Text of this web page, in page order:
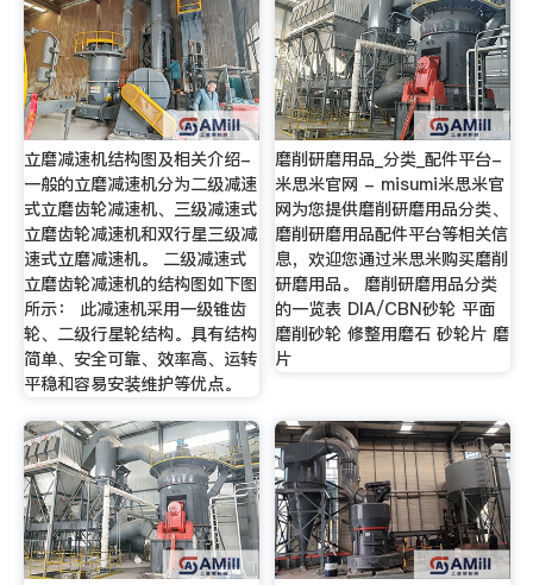
立磨减速机结构图及相关介绍-
一般的立磨减速机分为二级减速
式立磨齿轮减速机、三级减速式
立磨齿轮减速机和双行星三级减
速式立磨减速机。 二级减速式
立磨齿轮减速机的结构图如下图
所示： 此减速机采用一级锥齿
轮、二级行星轮结构。具有结构
简单、安全可靠、效率高、运转
平稳和容易安装维护等优点。
磨削研磨用品_分类_配件平台-
米思米官网 - misumi米思米官
网为您提供磨削研磨用品分类、
磨削研磨用品配件平台等相关信
息，欢迎您通过米思米购买磨削
研磨用品。 磨削研磨用品分类
的一览表 DIA/CBN砂轮 平面
磨削砂轮 修整用磨石 砂轮片 磨
片